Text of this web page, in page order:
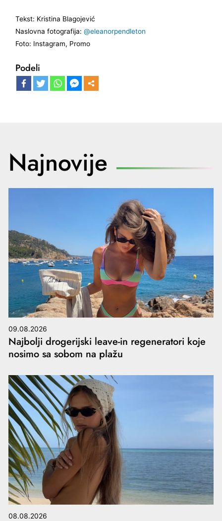
Tekst: Kristina Blagojević
Naslovna fotografija:@eleanorpendleton
Foto: Instagram, Promo
Podeli
Najnovije
09.08.2026
Najbolji drogerijski leave-in regeneratori koje
nosimo sa sobom na plažu
08.08.2026